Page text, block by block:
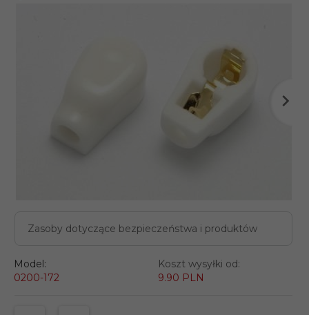
Zasoby dotyczące bezpieczeństwa i produktów
Model:
0200-172
Koszt wysyłki od:
9.90 PLN